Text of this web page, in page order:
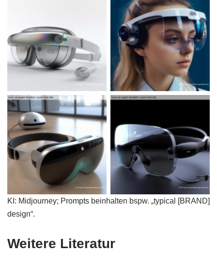
XR Headsets by leading
brands (AI protypes)
XR Headsets by leading
brands (AI protypes)
XR Headsets by leading
brands (AI protypes)
XR Headsets by leading
brands (AI protypes)
KI: Midjourney; Prompts beinhalten bspw. „typical [BRAND]
design“.
Weitere Literatur